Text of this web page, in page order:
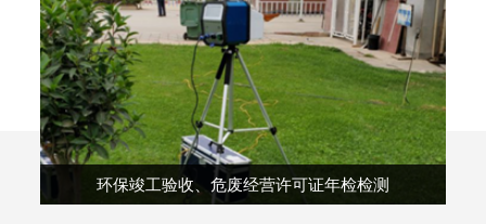
环保竣工验收、危废经营许可证年检检测